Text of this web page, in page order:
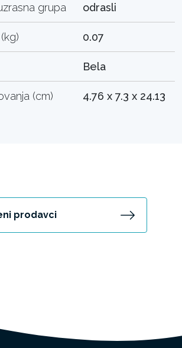
grupa odrasli
0.07
Bela
(cm) 4.76 x 7.3 x 24.13
prodavci